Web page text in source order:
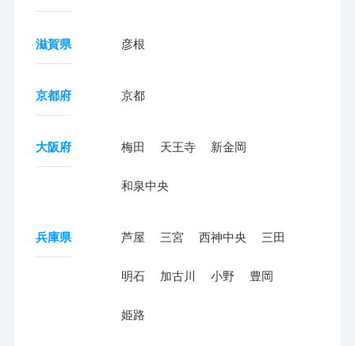
滋賀県 彦根
京都府 京都
大阪府 梅田 天王寺 新金岡
和泉中央
兵庫県 芦屋 三宮 西神中央 三田
明石 加古川 小野 豊岡
姫路